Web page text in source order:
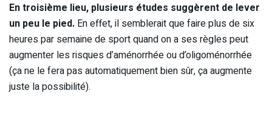
En troisième lieu, plusieurs études suggèrent de lever
un peu le pied. En effet, il semblerait que faire plus de six
heures par semaine de sport quand on a ses règles peut
augmenter les risques d’aménorrhée ou d’oligoménorrhée
(ça ne le fera pas automatiquement bien sûr, ça augmente
juste la possibilité).